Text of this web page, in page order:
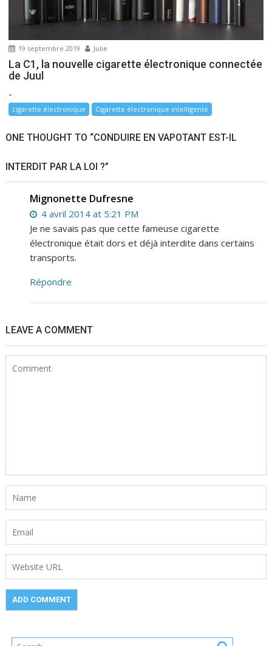
19 septembre 2019 Julie
La C1, la nouvelle cigarette électronique connectée
de Juul
-
cigarette électronique Cigarette électronique intelligente
ONE THOUGHT TO “CONDUIRE EN VAPOTANT EST-IL
INTERDIT PAR LA LOI ?”
Mignonette Dufresne
4 avril 2014 at 5:21 PM
Je ne savais pas que cette fameuse cigarette
électronique était dors et déjà interdite dans certains
transports.
Répondre
LEAVE A COMMENT